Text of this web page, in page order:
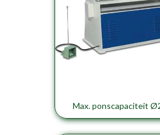
Max. ponscapaciteit